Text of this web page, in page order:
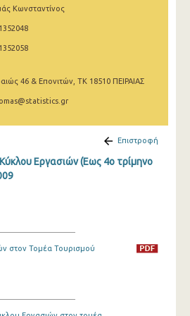
Κωνσταντίνος
46 & Επονιτών, ΤΚ 18510 ΠΕΙΡΑΙΑΣ
Επιστροφή
Εργασιών (Εως 4ο τρίμηνο
στον Τομέα Τουρισμού